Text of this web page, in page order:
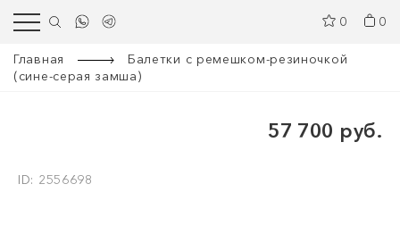
0 0
Главная
Балетки с ремешком-резиночкой
(сине-серая замша)
57 700 руб.
ID: 2556698